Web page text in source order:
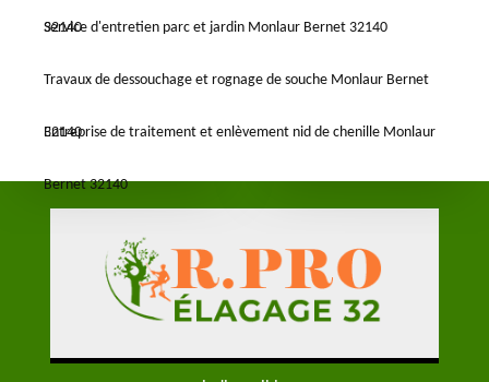
32140
Service d'entretien parc et jardin Monlaur Bernet 32140
Travaux de dessouchage et rognage de souche Monlaur Bernet
32140
Entreprise de traitement et enlèvement nid de chenille Monlaur
Bernet 32140